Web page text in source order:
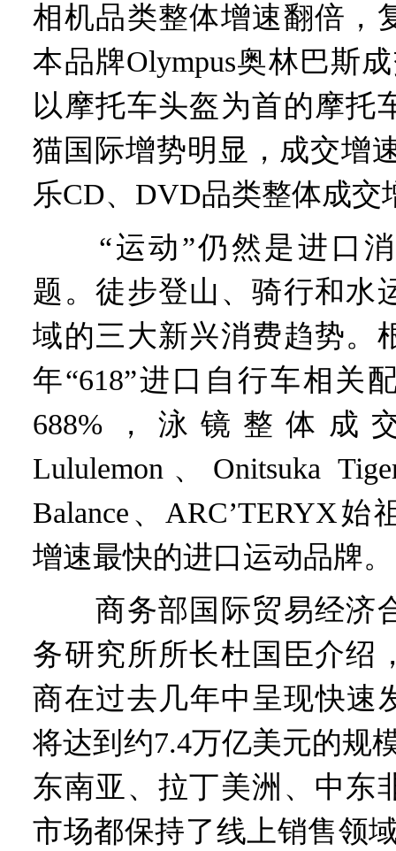
相机品类整体增速翻倍，
本品牌Olympus奥林巴斯
以摩托车头盔为首的摩托
猫国际增势明显，成交增
乐CD、DVD品类整体成交
“运动”仍然是进口消
题。徒步登山、骑行和水
域的三大新兴消费趋势。
年“618”进口自行车相关
688%，泳镜整体成
Lululemon、Onitsuka
Balance、ARC’TERYX始
增速最快的进口运动品牌。
商务部国际贸易经济
务研究所所长杜国臣介绍
商在过去几年中呈现快速
将达到约7.4万亿美元的规
东南亚、拉丁美洲、中东
市场都保持了线上销售领